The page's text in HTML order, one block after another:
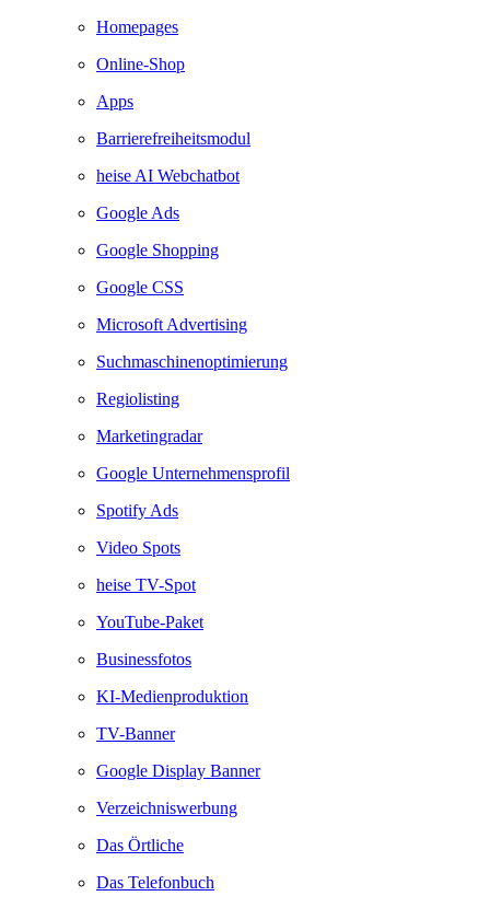
Homepages
Online-Shop
Apps
Barrierefreiheitsmodul
heise AI Webchatbot
Google Ads
Google Shopping
Google CSS
Microsoft Advertising
Suchmaschinenoptimierung
Regiolisting
Marketingradar
Google Unternehmensprofil
Spotify Ads
Video Spots
heise TV-Spot
YouTube-Paket
Businessfotos
KI-Medienproduktion
TV-Banner
Google Display Banner
Verzeichniswerbung
Das Örtliche
Das Telefonbuch